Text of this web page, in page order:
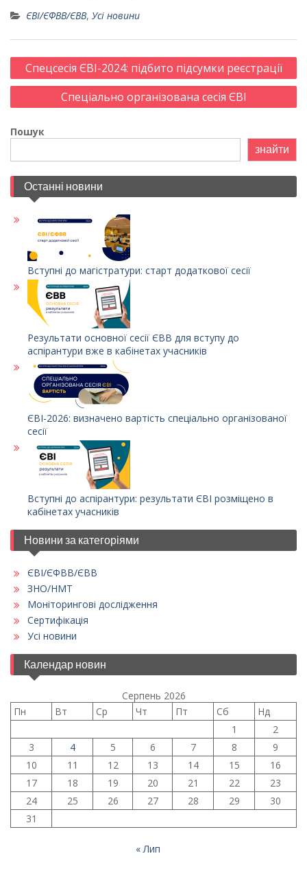
ЄВІ/ЄФВВ/ЄВВ, Усі новини
Post
navigation
Спецсесія ЄВІ-2024: підбито підсумки реєстрації
Спеціально організована сесія ЄВІ
Пошук
знайти
Останні новини
Вступні до магістратури: старт додаткової сесії
Результати основної сесії ЄВВ для вступу до
аспірантури вже в кабінетах учасників
ЄВІ-2026: визначено вартість спеціально організованої
сесії
Вступні до аспірантури: результати ЄВІ розміщено в
кабінетах учасників
Новини за категоріями
ЄВІ/ЄФВВ/ЄВВ
ЗНО/НМТ
Моніторингові дослідження
Сертифікація
Усі новини
Календар новин
Серпень 2026
Пн
Вт Ср Чт Пт Сб
Нд
1
2
3
4 5 6 7 8
9
10
11 12 13 14 15
16
17
18 19 20 21 22
23
24
25 26 27 28 29
30
31
« Лип